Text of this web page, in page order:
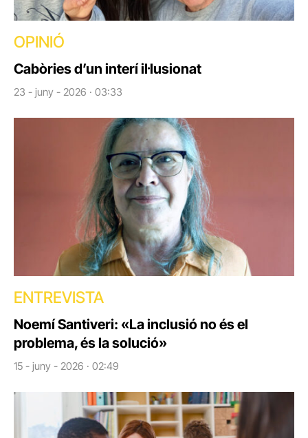
OPINIÓ
Cabòries d’un interí il·lusionat
23 - juny - 2026 · 03:33
ENTREVISTA
Noemí Santiveri: «La inclusió no és el
problema, és la solució»
15 - juny - 2026 · 02:49